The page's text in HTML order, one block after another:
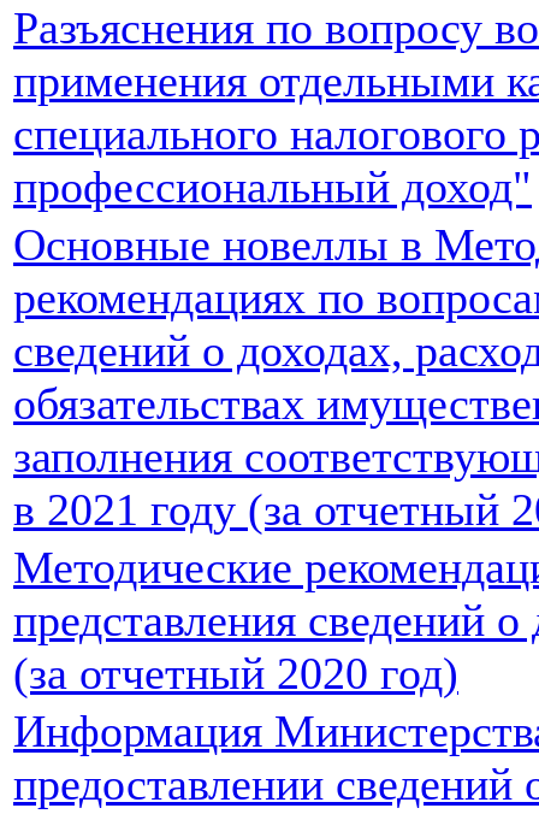
Разъяснения по вопросу
применения отдельными
специального
профессиональный доход"
Основные новеллы в
рекомендациях по
сведений о доходах,
обязательствах
заполнения
в 2021 году (за отчетный
Методические
представления сведений
(за отчетный 2020 год)
Информация
предоставлении сведений